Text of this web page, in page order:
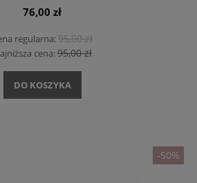
76,00 zł
regularna:95,00 zł
cena:95,00 zł
DO KOSZYKA
-50%